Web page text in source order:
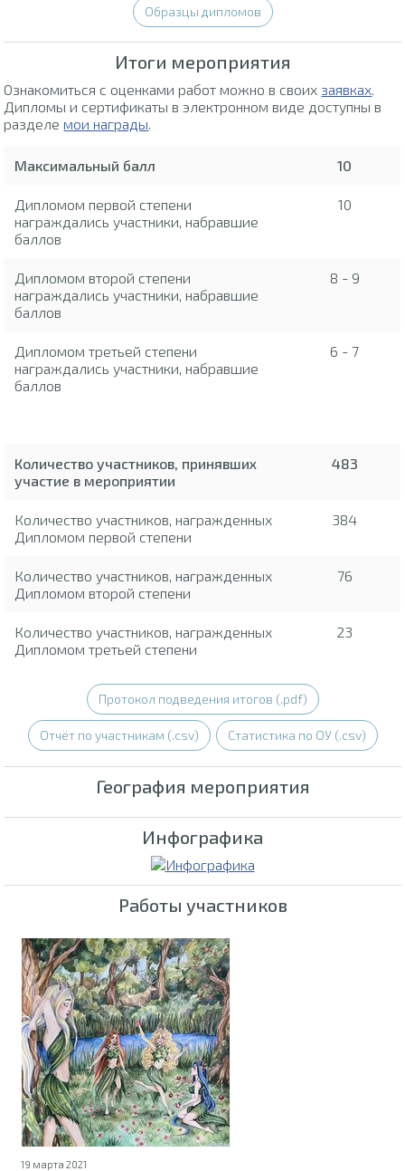
Образцы дипломов
Итоги мероприятия
Ознакомиться с оценками работ можно в своих заявках.
Дипломы и сертификаты в электронном виде доступны в
разделемои награды.
Максимальный балл 10
Дипломом первой степени
награждались участники, набравшие
баллов
10
Дипломом второй степени
награждались участники, набравшие
баллов
8 - 9
Дипломом третьей степени
награждались участники, набравшие
баллов
6 - 7
Количество участников, принявших
участие в мероприятии
483
Количество участников, награжденных
Дипломом первой степени
384
Количество участников, награжденных
Дипломом второй степени
76
Количество участников, награжденных
Дипломом третьей степени
23
Протокол подведения итогов (.pdf)
Отчёт по участникам (.csv) Статистика по ОУ (.csv)
География мероприятия
Инфографика
Работы участников
19 марта 2021